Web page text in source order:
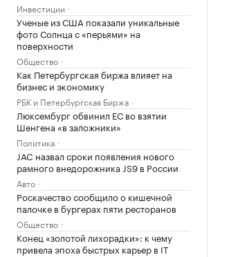
Инвестиции
Ученые из США показали уникальные
фото Солнца с «перьями» на
поверхности
Общество
Как Петербургская биржа влияет на
бизнес и экономику
РБК и Петербургская Биржа
Люксембург обвинил ЕС во взятии
Шенгена «в заложники»
Политика
JAC назвал сроки появления нового
рамного внедорожника JS9 в России
Авто
Роскачество сообщило о кишечной
палочке в бургерах пяти ресторанов
Общество
Конец «золотой лихорадки»: к чему
привела эпоха быстрых карьер в IT